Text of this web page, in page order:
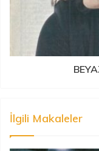
İlgili Makaleler